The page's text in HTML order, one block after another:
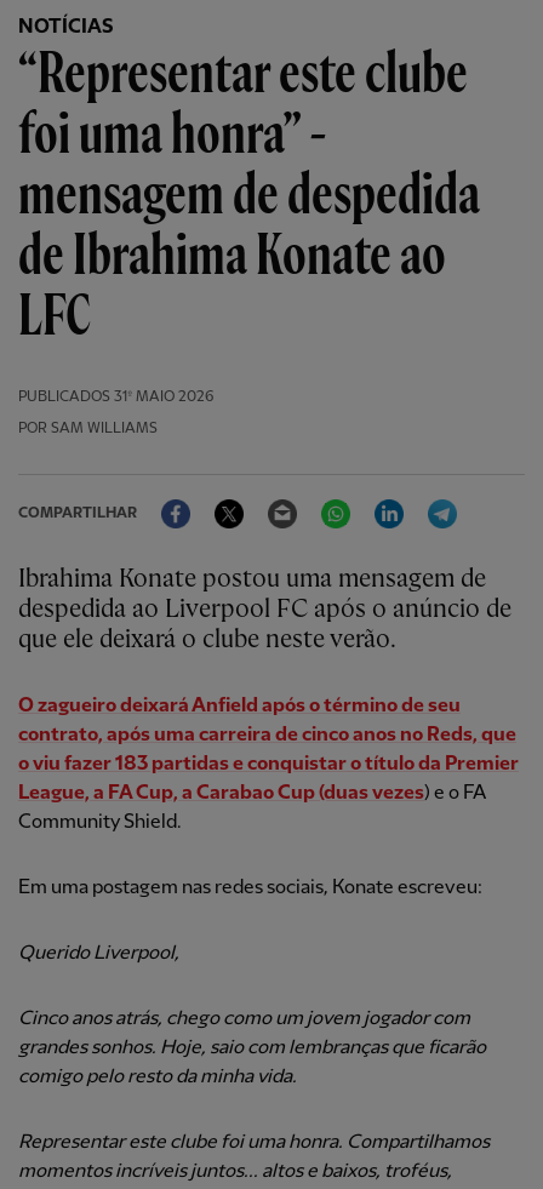
NOTÍCIAS
“Representar este clube
foi uma honra” -
mensagem de despedida
de Ibrahima Konate ao
LFC
PUBLICADOS 31º MAIO 2026
POR SAM WILLIAMS
COMPARTILHAR
FacebookTwitter Email WhatsAppLinkedIn
Ibrahima Konate postou uma mensagem de
despedida ao Liverpool FC após o anúncio de
que ele deixará o clube neste verão.
O zagueiro deixará Anfield após o término de seu
contrato, após uma carreira de cinco anos no Reds, que
o viu fazer 183 partidas e conquistar o título da Premier
League, a FA Cup, a Carabao Cup (duas vezes) e o FA
Community Shield.
Em uma postagem nas redes sociais, Konate escreveu:
Querido Liverpool,
Cinco anos atrás, chego como um jovem jogador com
grandes sonhos. Hoje, saio com lembranças que ficarão
comigo pelo resto da minha vida.
Representar este clube foi uma honra. Compartilhamos
momentos incríveis juntos... altos e baixos, troféus,